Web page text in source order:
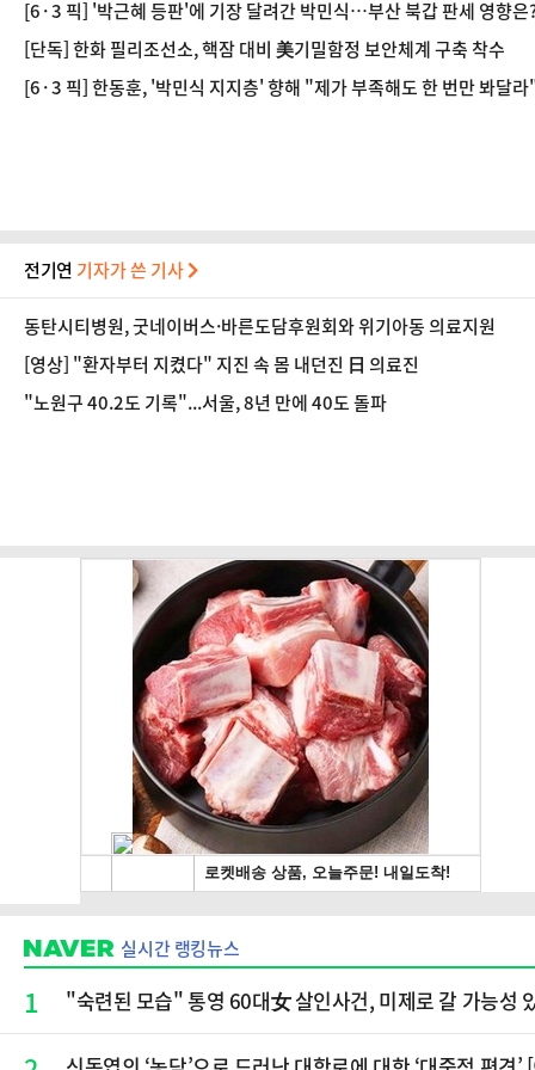
[6·3 픽] '박근혜 등판'에 기장 달려간 박민식…부산 북갑 판세 영향은
[단독] 한화 필리조선소, 핵잠 대비 美기밀함정 보안체계 구축 착수
[6·3 픽] 한동훈, '박민식 지지층' 향해 "제가 부족해도 한 번만 봐달
전기연 기자가 쓴 기사
동탄시티병원, 굿네이버스·바른도담후원회와 위기아동 의료지원
[영상] "환자부터 지켰다" 지진 속 몸 내던진 日 의료진
"노원구 40.2도 기록"...서울, 8년 만에 40도 돌파
실시간 랭킹뉴스
1 "숙련된 모습" 통영 60대女 살인사건, 미제로 갈 가능성